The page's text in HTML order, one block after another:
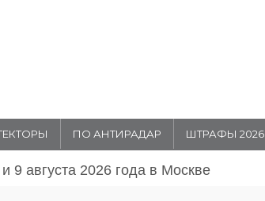
ПО АНТИРАДАР ШТРАФЫ 2026
и 1 августа 20026 года в Москве